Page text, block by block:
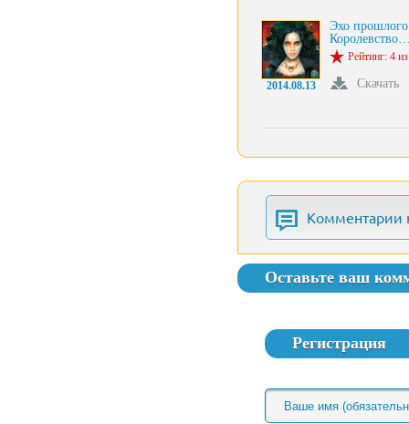
2014.08.13
Эхо
Рейтинг: 4
Скачать
Комментарии
Оставьте ваш
Регистрация